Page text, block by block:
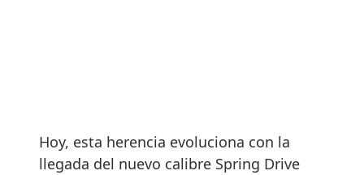
Hoy, esta herencia evoluciona con la
llegada del nuevo calibre Spring Drive